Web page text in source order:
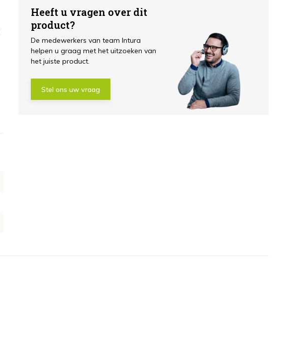
Heeft u vragen over dit
product?
De medewerkers van team Intura
helpen u graag met het uitzoeken van
het juiste product.
Stel ons uw vraag